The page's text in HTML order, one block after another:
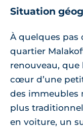
Situation
À quelques pas
quartier
renouveau, que
cœur d’une
des immeubles
plus
en voiture, un